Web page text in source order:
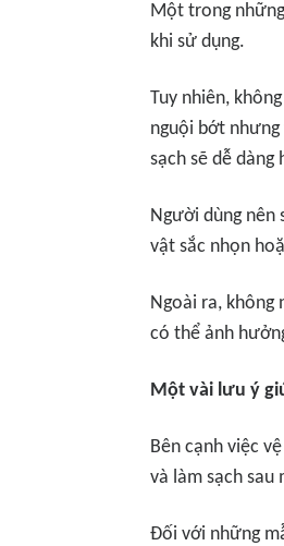
Một trong
khi sử dụng.
Tuy nhiên,
nguội bớt
sạch sẽ dễ dàng
Người dùng nên
vật sắc nhọn
Ngoài ra, không
có thể ảnh
Một vài lưu ý
Bên cạnh việc
và làm sạch sau
Đối với những